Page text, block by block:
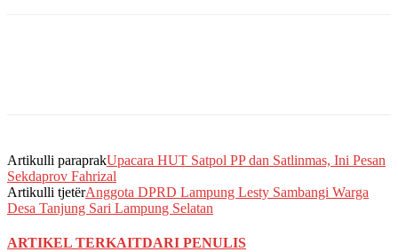
Artikulli paraprakUpacara HUT Satpol PP dan Satlinmas, Ini Pesan
Sekdaprov Fahrizal
Artikulli tjetërAnggota DPRD Lampung Lesty Sambangi Warga
Desa Tanjung Sari Lampung Selatan
ARTIKEL TERKAITDARI PENULIS